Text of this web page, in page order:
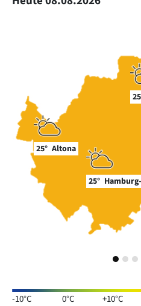
25° Altona
25°
-10°C 0°C +10°C